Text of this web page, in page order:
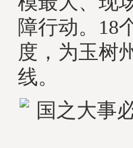
障行动。18
度，为玉树
线。